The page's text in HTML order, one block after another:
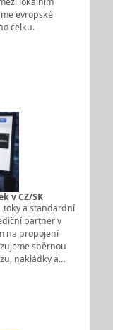
evropské
celku.
v CZ/SK
toky a standardní
partner v
na propojení
sběrnou
nakládky a…